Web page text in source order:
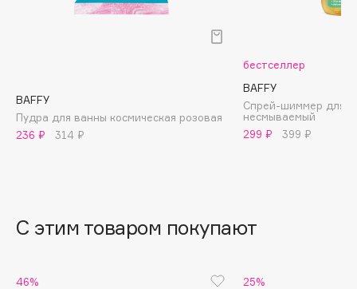
Banderas
Basicare
Beautyblades
НОВИНКА
BAFFY
Пудра для ванны космическая розовая
236 ₽
314 ₽
бестселлер
BAFFY
Спрей-шиммер для
несмываемый
299 ₽
399 ₽
С этим товаром покупают
46% 25%